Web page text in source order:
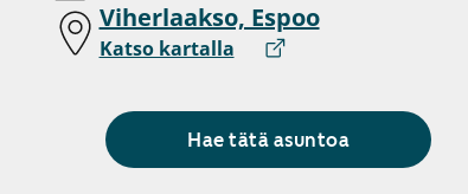
Viherlaakso, Espoo
Katso kartalla
Hae tätä asuntoa